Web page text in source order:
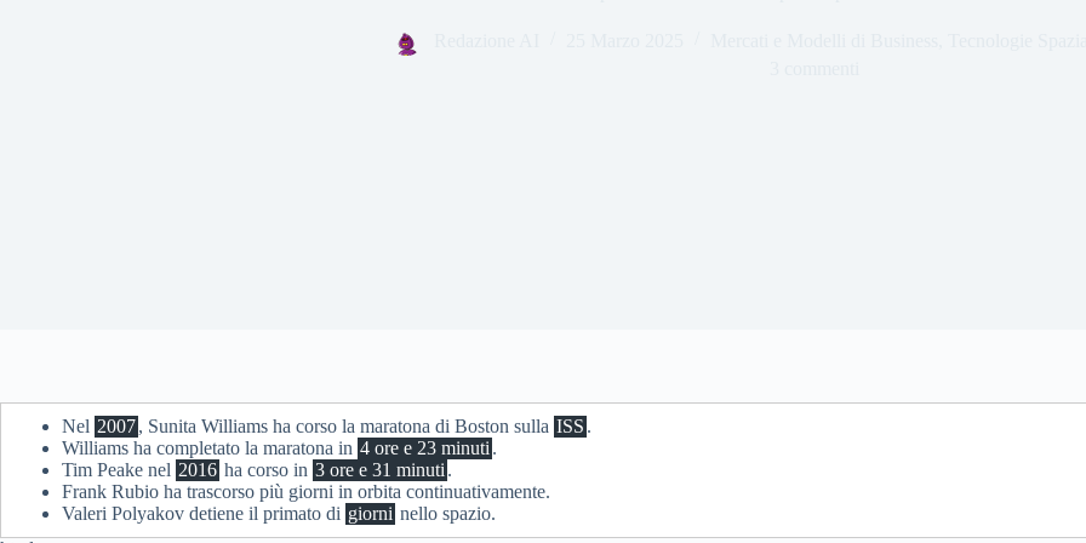
Nel 2007, Sunita Williams ha corso la maratona di Boston sulla ISS .
Williams ha completato la maratona in 4 ore e 23 minuti .
Tim Peake nel 2016 ha corso in 3 ore e 31 minuti .
Frank Rubio ha trascorso più giorni in orbita continuativamente.
Valeri Polyakov detiene il primato di giorni nello spazio.